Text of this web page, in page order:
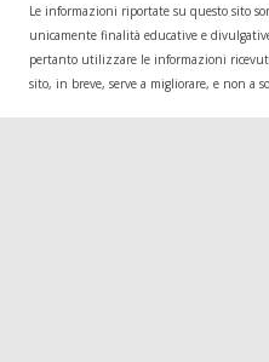
Le informazioni riportate su questo sito
unicamente finalità educative e
pertanto utilizzare le informazioni
sito, in breve, serve a migliorare, e non a